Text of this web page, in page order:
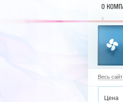
Весь сайт
Цена